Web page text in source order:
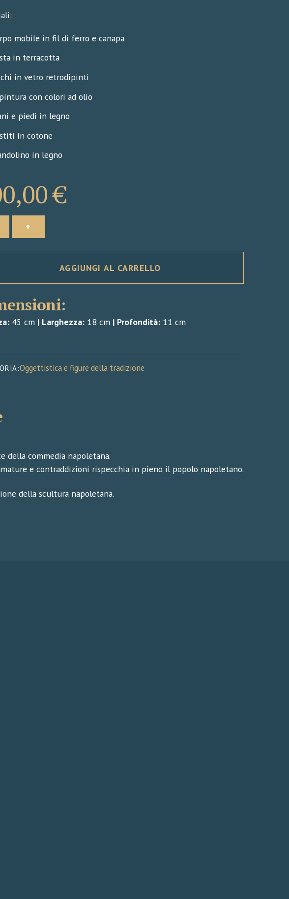
mobile in fil di ferro e canapa
in terracotta
in vetro retrodipinti
con colori ad olio
e piedi in legno
in cotone
in legno
€
Pulcinella
C180180
quantità
+
AGGIUNGI AL CARRELLO
45 cm | Larghezza:18 cm | Profondità:11 cm
Oggettistica e figure della tradizione
della commedia napoletana.
e contraddizioni rispecchia in pieno il popolo napoletano.
della scultura napoletana.